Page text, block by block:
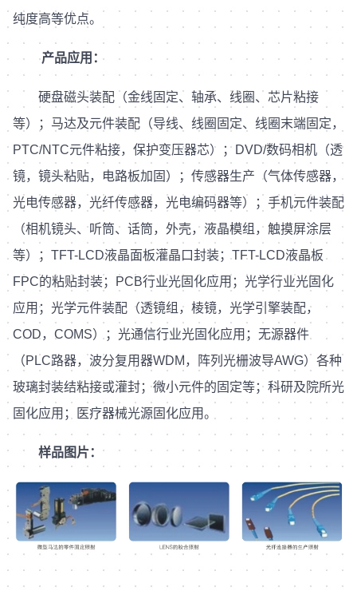
纯度高等优点。
产品应用：
硬盘磁头装配（金线固定、轴承、线圈、芯片粘接
等）；马达及元件装配（导线、线圈固定、线圈末端固定，
PTC/NTC元件粘接，保护变压器芯）；DVD/数码相机（透
镜，镜头粘贴，电路板加固）；传感器生产（气体传感器，
光电传感器，光纤传感器，光电编码器等）；手机元件装配
（相机镜头、听筒、话筒，外壳，液晶模组，触摸屏涂层
等）；TFT-LCD液晶面板灌晶口封装；TFT-LCD液晶板
FPC的粘贴封装；PCB行业光固化应用；光学行业光固化
应用；光学元件装配（透镜组，棱镜，光学引擎装配，
COD，COMS）；光通信行业光固化应用；无源器件
（PLC路器，波分复用器WDM，阵列光栅波导AWG）各种
玻璃封装结粘接或灌封；微小元件的固定等；科研及院所光
固化应用；医疗器械光源固化应用。
样品图片：